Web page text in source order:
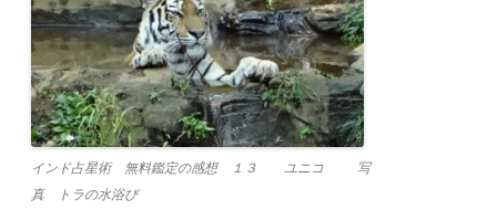
インド占星術 無料鑑定の感想 １３ ユニコ 写
真 トラの水浴び